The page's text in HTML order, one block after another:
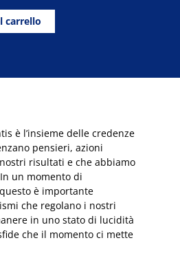
attuale
è:
carrello
è l’insieme delle credenze
pensieri, azioni
risultati e che abbiamo
un momento di
è importante
che regolano i nostri
in uno stato di lucidità
che il momento ci mette